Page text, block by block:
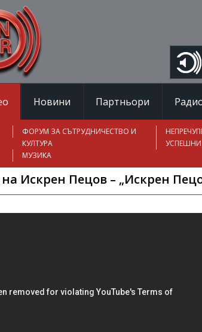
Новини Партньори
ФОРУМ ЗА СЪТРУДНИЧЕСТВО И
КУЛТУРА
УСПЕШНИ
МУЗИКА
Искрен Пецов – „Искрен